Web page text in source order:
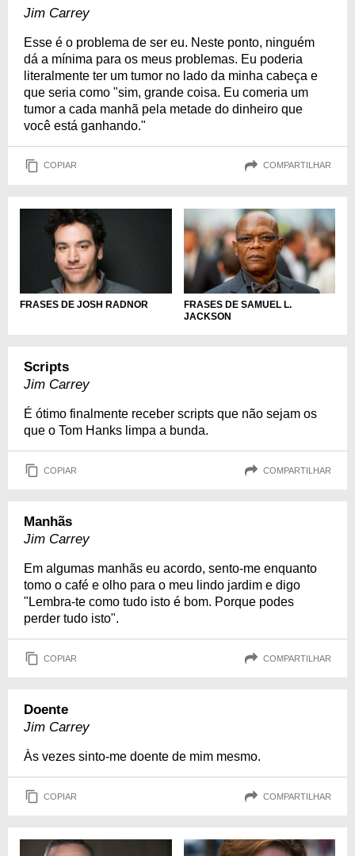
Jim Carrey
Esse é o problema de ser eu. Neste ponto, ninguém
dá a mínima para os meus problemas. Eu poderia
literalmente ter um tumor no lado da minha cabeça e
que seria como "sim, grande coisa. Eu comeria um
tumor a cada manhã pela metade do dinheiro que
você está ganhando."
COPIAR COMPARTILHAR
FRASES DE JOSH RADNOR
FRASES DE SAMUEL L.
JACKSON
Scripts
Jim Carrey
É ótimo finalmente receber scripts que não sejam os
que o Tom Hanks limpa a bunda.
COPIAR COMPARTILHAR
Manhãs
Jim Carrey
Em algumas manhãs eu acordo, sento-me enquanto
tomo o café e olho para o meu lindo jardim e digo
"Lembra-te como tudo isto é bom. Porque podes
perder tudo isto".
COPIAR COMPARTILHAR
Doente
Jim Carrey
Às vezes sinto-me doente de mim mesmo.
COPIAR COMPARTILHAR